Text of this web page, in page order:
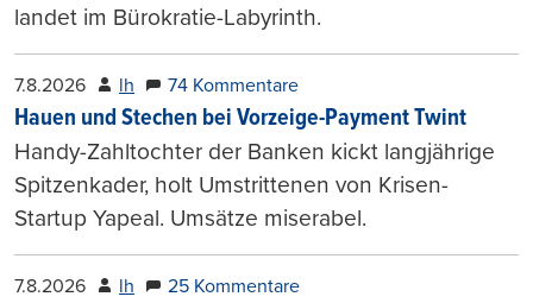
landet im Bürokratie-Labyrinth.
7.8.2026 lh 74 Kommentare
Hauen und Stechen bei Vorzeige-Payment Twint
Handy-Zahltochter der Banken kickt langjährige
Spitzenkader, holt Umstrittenen von Krisen-
Startup Yapeal. Umsätze miserabel.
7.8.2026 lh 25 Kommentare